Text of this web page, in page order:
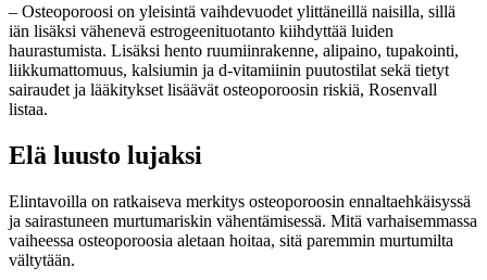
– Osteoporoosi on yleisintä vaihdevuodet ylittäneillä naisilla, sillä
iän lisäksi vähenevä estrogeenituotanto kiihdyttää luiden
haurastumista. Lisäksi hento ruumiinrakenne, alipaino, tupakointi,
liikkumattomuus, kalsiumin ja d-vitamiinin puutostilat sekä tietyt
sairaudet ja lääkitykset lisäävät osteoporoosin riskiä, Rosenvall
listaa.
Elä luusto lujaksi
Elintavoilla on ratkaiseva merkitys osteoporoosin ennaltaehkäisyssä
ja sairastuneen murtumariskin vähentämisessä. Mitä varhaisemmassa
vaiheessa osteoporoosia aletaan hoitaa, sitä paremmin murtumilta
vältytään.